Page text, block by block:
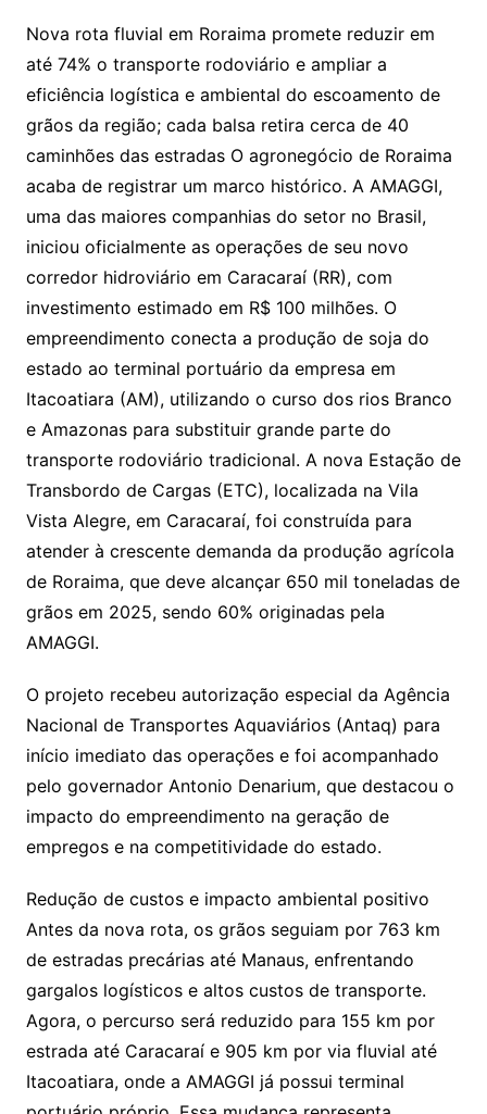
Nova rota fluvial em Roraima promete reduzir em
até 74% o transporte rodoviário e ampliar a
eficiência logística e ambiental do escoamento de
grãos da região; cada balsa retira cerca de 40
caminhões das estradas O agronegócio de Roraima
acaba de registrar um marco histórico. A AMAGGI,
uma das maiores companhias do setor no Brasil,
iniciou oficialmente as operações de seu novo
corredor hidroviário em Caracaraí (RR), com
investimento estimado em R$ 100 milhões. O
empreendimento conecta a produção de soja do
estado ao terminal portuário da empresa em
Itacoatiara (AM), utilizando o curso dos rios Branco
e Amazonas para substituir grande parte do
transporte rodoviário tradicional. A nova Estação de
Transbordo de Cargas (ETC), localizada na Vila
Vista Alegre, em Caracaraí, foi construída para
atender à crescente demanda da produção agrícola
de Roraima, que deve alcançar 650 mil toneladas de
grãos em 2025, sendo 60% originadas pela
AMAGGI.
O projeto recebeu autorização especial da Agência
Nacional de Transportes Aquaviários (Antaq) para
início imediato das operações e foi acompanhado
pelo governador Antonio Denarium, que destacou o
impacto do empreendimento na geração de
empregos e na competitividade do estado.
Redução de custos e impacto ambiental positivo
Antes da nova rota, os grãos seguiam por 763 km
de estradas precárias até Manaus, enfrentando
gargalos logísticos e altos custos de transporte.
Agora, o percurso será reduzido para 155 km por
estrada até Caracaraí e 905 km por via fluvial até
Itacoatiara, onde a AMAGGI já possui terminal